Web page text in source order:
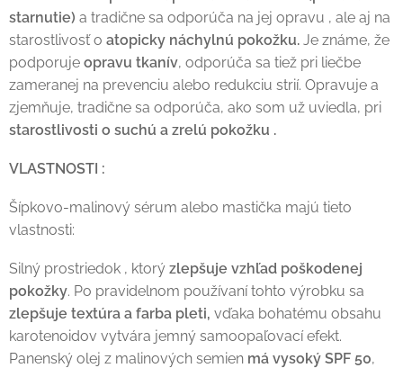
starnutie) a tradične sa odporúča na jej opravu , ale aj na
starostlivosť o atopicky náchylnú pokožku. Je známe, že
podporuje opravu tkanív, odporúča sa tiež pri liečbe
zameranej na prevenciu alebo redukciu strií. Opravuje a
zjemňuje, tradične sa odporúča, ako som už uviedla, pri
starostlivosti o suchú a zrelú pokožku .
VLASTNOSTI :
Šípkovo-malinový sérum alebo mastička majú tieto
vlastnosti:
Silný prostriedok , ktorý zlepšuje vzhľad poškodenej
pokožky. Po pravidelnom používaní tohto výrobku sa
zlepšuje textúra a farba pleti, vďaka bohatému obsahu
karotenoidov vytvára jemný samoopaľovací efekt.
Panenský olej z malinových semien má vysoký SPF 50,